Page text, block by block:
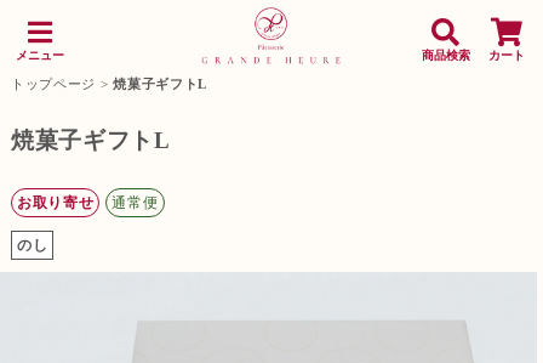
メニュー 商品検索 カート
トップページ >焼菓子ギフトL
焼菓子ギフトL
お取り寄せ 通常便
のし